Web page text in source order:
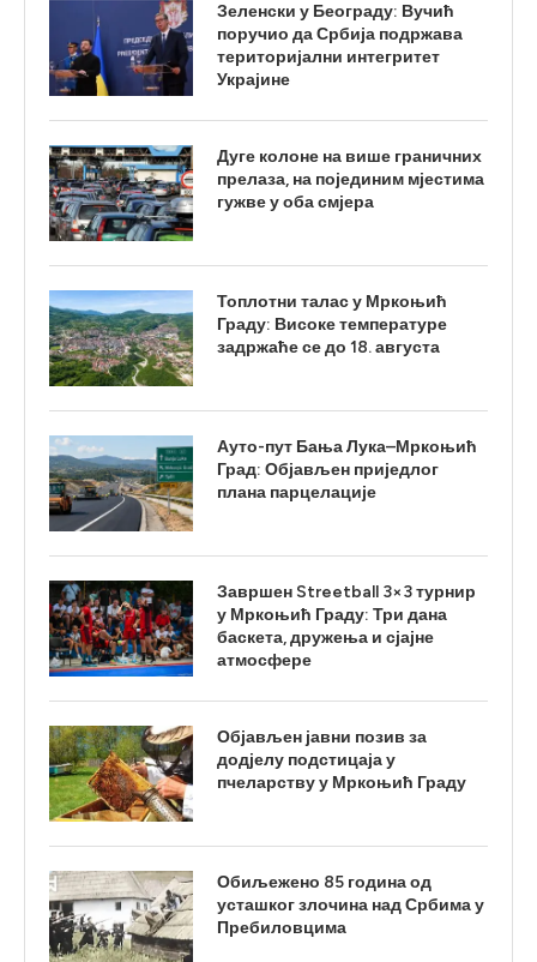
Зеленски у Београду: Вучић
поручио да Србија подржава
територијални интегритет
Украјине
Дуге колоне на више граничних
прелаза, на појединим мјестима
гужве у оба смјера
Топлотни талас у Мркоњић
Граду: Високе температуре
задржаће се до 18. августа
Ауто-пут Бања Лука–Мркоњић
Град: Објављен приједлог
плана парцелације
Завршен Streetball 3×3 турнир
у Мркоњић Граду: Три дана
баскета, дружења и сјајне
атмосфере
Објављен јавни позив за
додјелу подстицаја у
пчеларству у Мркоњић Граду
Обиљежено 85 година од
усташког злочина над Србима у
Пребиловцима